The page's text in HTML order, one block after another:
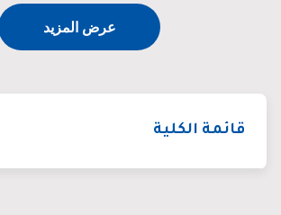
قائمة الكلية
عرض المزيد